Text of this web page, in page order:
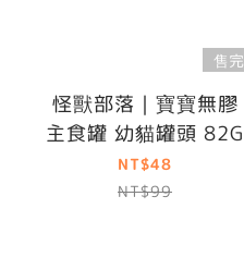
售完
怪獸部落｜寶寶無膠
主食罐 幼貓罐頭 82G
NT$48
NT$99